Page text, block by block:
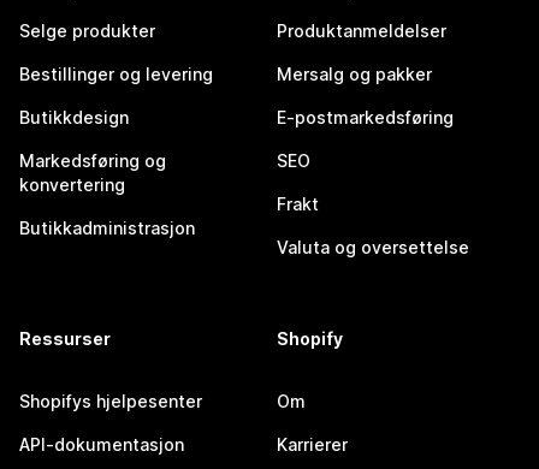
Selge produkter
Bestillinger og levering
Butikkdesign
Markedsføring og
konvertering
Butikkadministrasjon
Produktanmeldelser
Mersalg og pakker
E-postmarkedsføring
SEO
Frakt
Valuta og oversettelse
Ressurser
Shopifys hjelpesenter
API-dokumentasjon
Shopify
Om
Karrierer